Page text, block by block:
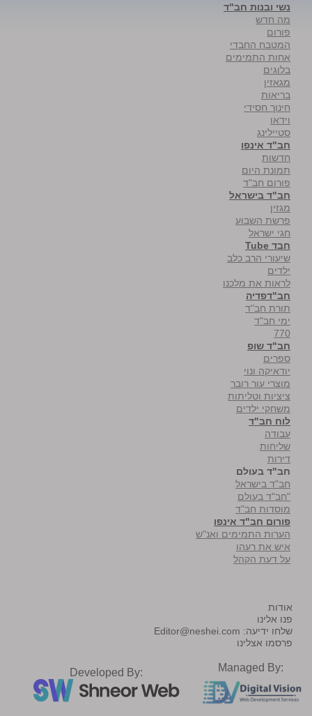
נשי ובנות חב"ד
מה חדש
פורום
המטבח החבדי
אחות התמימים
בלוגים
מגאזין
בריאות
חינוך חסידי
וידאו
סטיילינג
חב"ד אינפו
חדשות
תמונת היום
פורום חב"ד
חב"ד בישראל
מגזין
פרשת השבוע
חגי ישראל
חבד Tube
שיעורי הרב כלב
ילדים
לראות את מלכנו
חב"דפדיה
תורת חב"ד
ימי חב"ד
770
חב"ד שופ
ספרים
יודאיקה ונוי
מוצרי עור רובר
ציציות וטליתות
משחקי ילדים
לוח חב"ד
עבודה
שליחות
דירות
חב"ד בעולם
חב"ד בישראל
"חב"ד בעולם
מוסדות חב"ד
פורום חב"ד אינפו
הערות התמימים ואנ"ש
איש את רעהו
על דעת הקהל
אודות
פנו אלינו
שלחו ידיעה: Editor@neshei.com
פרסמו אצלינו
Developed By: Managed By: